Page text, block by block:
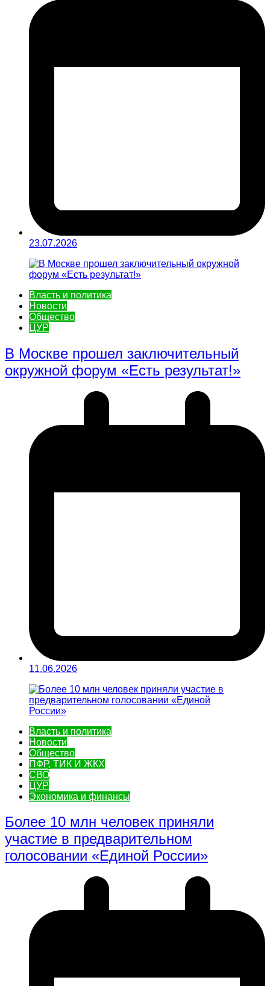
23.07.2026
Власть и политика
Новости
Общество
ЦУР
В Москве прошел заключительный
окружной форум «Есть результат!»
11.06.2026
Власть и политика
Новости
Общество
ПФР, ТИК И ЖКХ
СВО
ЦУР
Экономика и финансы
Более 10 млн человек приняли
участие в предварительном
голосовании «Единой России»